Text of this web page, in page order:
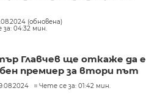
(обновена)
за: 04:32 мин.
Главчев ще откаже да е
премиер за втори път
Чете се за: 01:42 мин.